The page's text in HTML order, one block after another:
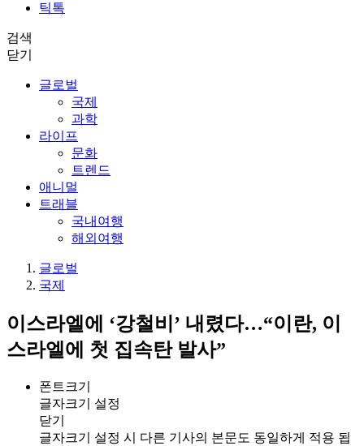
틱톡
검색
닫기
글로벌
국제
과학
라이프
문화
트렌드
애니멀
트래블
국내여행
해외여행
글로벌
국제
이스라엘에 ‘강철비’ 내렸다…“이란, 이
스라엘에 첫 집속탄 발사”
폰트크기
글자크기 설정
닫기
글자크기 설정 시 다른 기사의 본문도 동일하게 적용 됩